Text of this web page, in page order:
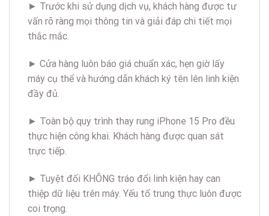
► Trước khi sử dụng dịch vụ, khách hàng được tư
vấn rõ ràng mọi thông tin và giải đáp chi tiết mọi
thắc mắc.
► Cửa hàng luôn báo giá chuẩn xác, hẹn giờ lấy
máy cụ thể và hướng dẫn khách ký tên lên linh kiện
đầy đủ.
► Toàn bộ quy trình thay rung iPhone 15 Pro đều
thực hiện công khai. Khách hàng được quan sát
trực tiếp.
► Tuyệt đối KHÔNG tráo đổi linh kiện hay can
thiệp dữ liệu trên máy. Yếu tố trung thực luôn được
coi trọng.